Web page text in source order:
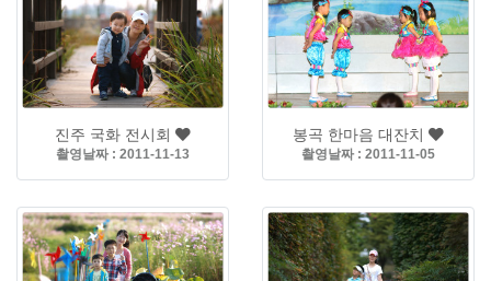
진주 국화 전시회
촬영날짜 : 2011-11-13
봉곡 한마음 대잔치
촬영날짜 : 2011-11-05